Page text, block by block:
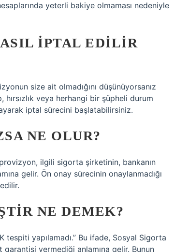
yeterli bakiye olmaması nedeniyle
IPTAL EDILIR
size ait olmadığını düşünüyorsanız
hırsızlık veya herhangi bir şüpheli durum
iptal sürecini başlatabilirsiniz.
NE OLUR?
ilgili sigorta şirketinin, bankanın
gelir. Ön onay sürecinin onaylanmadığı
NE DEMEK?
tespiti yapılamadı.” Bu ifade, Sosyal Sigorta
garantisi vermediği anlamına gelir. Bunun